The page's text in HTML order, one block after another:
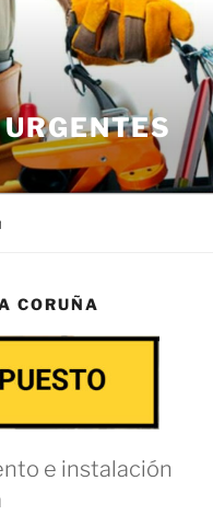
CORUÑA
e instalación